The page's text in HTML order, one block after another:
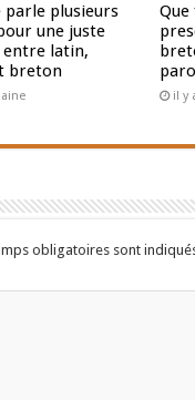
parle plusieurs
une juste
entre latin,
breton
Que
il y
obligatoires sont